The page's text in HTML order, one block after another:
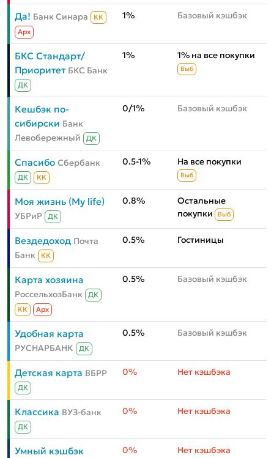
Да! Банк Синара
КК
Aрх
1% Базовый кэшбэк
БКС Стандарт/
Приоритет БКС Банк
ДК
1% 1% на все покупки
Выб
Кешбэк по-
сибирски Банк
Левобережный
ДК
0/1% Базовый кэшбэк
Спасибо Сбербанк
ДК КК
0.5-1% На все покупки
Выб
Моя жизнь (My life)
УБРиР ДК
0.8%
Остальные
покупки
Выб
Вездедоход Почта
Банк
КК
0.5% Гостиницы
Карта хозяина
РоссельхозБанк
ДК
КК
Aрх
0.5% Базовый кэшбэк
Удобная карта
РУСНАРБАНК ДК
0.5% Базовый кэшбэк
Детская карта ВБРР
ДК
0% Нет кэшбэка
Классика ВУЗ-банк
ДК
0% Нет кэшбэка
Умный кэшбэк 0% Нет кэшбэка